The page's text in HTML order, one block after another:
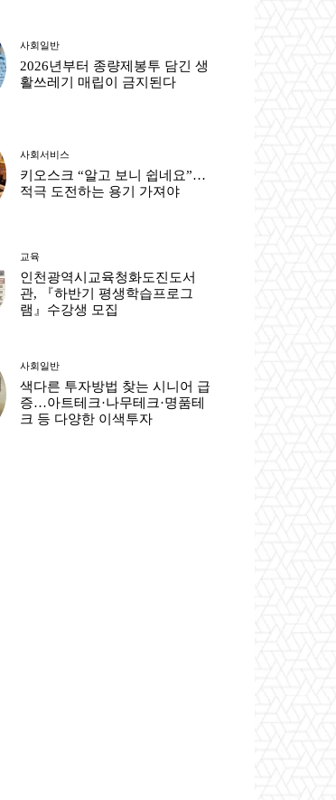
사회일반
2026년부터 종량제봉투 담긴 생
활쓰레기 매립이 금지된다
사회서비스
키오스크 “알고 보니 쉽네요”…
적극 도전하는 용기 가져야
교육
인천광역시교육청화도진도서
관, 『하반기 평생학습프로그
램』수강생 모집
사회일반
색다른 투자방법 찾는 시니어 급
증…아트테크·나무테크·명품테
크 등 다양한 이색투자